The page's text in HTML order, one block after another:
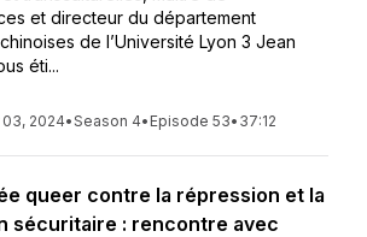
et directeur du département
de l’Université Lyon 3 Jean
éti...
2024•Season 4• Episode 53• 37:12
queer contre la répression et la
sécuritaire : rencontre avec